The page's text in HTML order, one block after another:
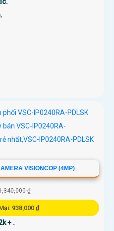
VISIONCOP (4MP)
₫
938,000 ₫
+ .